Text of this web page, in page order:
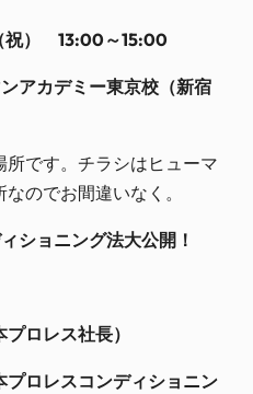
祝） 13:00～15:00
アカデミー東京校（新宿
です。チラシはヒューマ
のでお間違いなく。
ショニング法大公開！
ロレス社長）
ロレスコンディショニン